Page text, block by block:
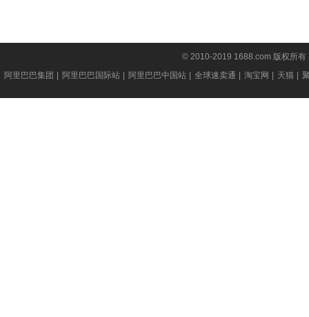
© 2010-2019 1688.com 版权所有
阿里巴巴集团
阿里巴巴国际站 阿里巴巴中国站 全球速卖通 淘宝网 天猫